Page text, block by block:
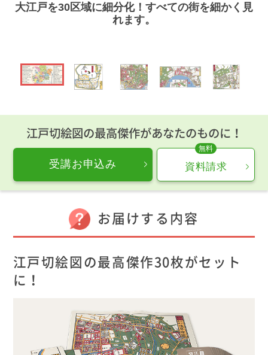
大江戸を30区域に細分化！すべての街を細かく見
れます。
江戸切絵図の最高傑作があなたのものに！
受講お申込み 資料請求
お届けする内容
江戸切絵図の最高傑作30枚がセット
に！